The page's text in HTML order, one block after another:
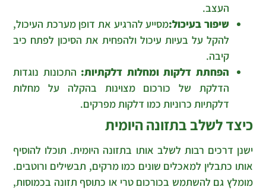
העצב.
שיפור בעיכול:מסייע להרגיע את דופן מערכת העיכול,
להקל על בעיות עיכול ולהפחית את הסיכון לפתח כיב
קיבה.
הפחתת דלקות ומחלות דלקתיות: התכונות נוגדות
הדלקת של כורכום מצוינות בהקלה על מחלות
דלקתיות כרוניות כמו דלקות מפרקים.
כיצד לשלב בתזונה היומית
ישנן דרכים רבות לשלב אותו בתזונה היומית. תוכלו להוסיף
אותו כתבלין למאכלים שונים כמו מרקים, תבשילים ורוטבים.
מומלץ גם להשתמש בכורכום טרי או כתוסף תזונה בכמוסות,